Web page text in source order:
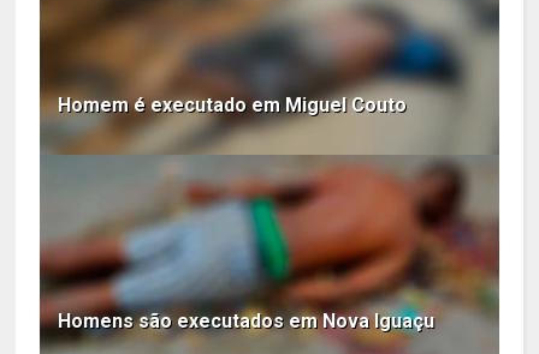
Homem é executado em Miguel Couto
Homens são executados em Nova Iguaçu